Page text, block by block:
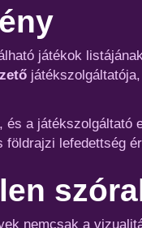
játékok
a játékszolgáltató
földrajzi lefedettség
nemcsak a